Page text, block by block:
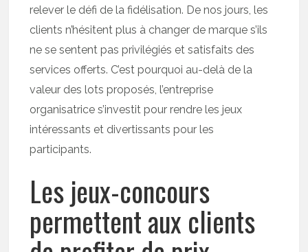
relever le défi de la fidélisation. De nos jours, les
clients n’hésitent plus à changer de marque s’ils
ne se sentent pas privilégiés et satisfaits des
services offerts. C’est pourquoi au-delà de la
valeur des lots proposés, l’entreprise
organisatrice s’investit pour rendre les jeux
intéressants et divertissants pour les
participants.
Les jeux-concours
permettent aux clients